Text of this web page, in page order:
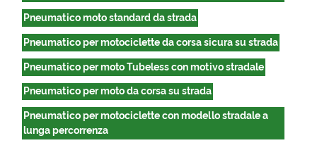
Pneumatico moto standard da strada
Pneumatico per motociclette da corsa sicura su strada
Pneumatico per moto Tubeless con motivo stradale
Pneumatico per moto da corsa su strada
Pneumatico per motociclette con modello stradale a
lunga percorrenza